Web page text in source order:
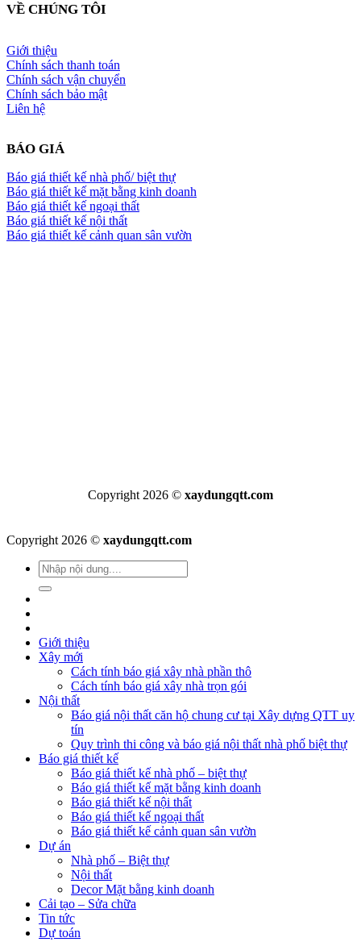
VỀ CHÚNG TÔI
Giới thiệu
Chính sách thanh toán
Chính sách vận chuyển
Chính sách bảo mật
Liên hệ
BÁO GIÁ
Báo giá thiết kế nhà phố/ biệt thự
Báo giá thiết kế mặt bằng kinh doanh
Báo giá thiết kế ngoại thất
Báo giá thiết kế nội thất
Báo giá thiết kế cảnh quan sân vườn
Copyright 2026 © xaydungqtt.com
Copyright 2026 © xaydungqtt.com
Giới thiệu
Xây mới
Cách tính báo giá xây nhà phần thô
Cách tính báo giá xây nhà trọn gói
Nội thất
Báo giá nội thất căn hộ chung cư tại Xây dựng QTT uy
tín
Quy trình thi công và báo giá nội thất nhà phố biệt thự
Báo giá thiết kế
Báo giá thiết kế nhà phố – biệt thự
Báo giá thiết kế mặt bằng kinh doanh
Báo giá thiết kế nội thất
Báo giá thiết kế ngoại thất
Báo giá thiết kế cảnh quan sân vườn
Dự án
Nhà phố – Biệt thự
Nội thất
Decor Mặt bằng kinh doanh
Cải tạo – Sửa chữa
Tin tức
Dự toán